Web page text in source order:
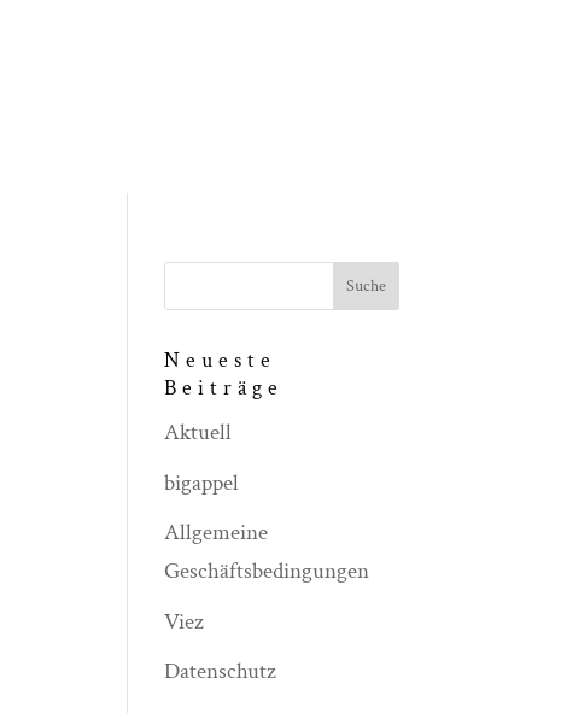
Neueste
Beiträge
Aktuell
bigappel
Allgemeine
Geschäftsbedingungen
Viez
Datenschutz